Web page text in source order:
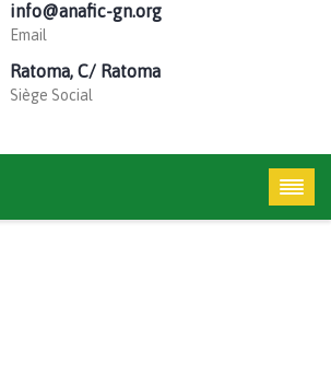
info@anafic-gn.org
Email
Ratoma, C/ Ratoma
Siège Social